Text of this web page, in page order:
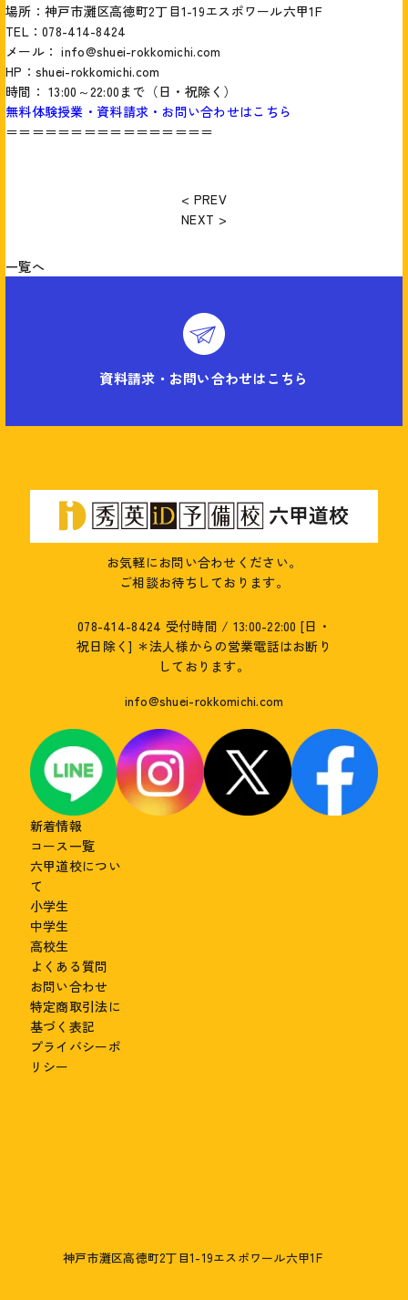
場所：神戸市灘区高徳町2丁目1-19エスポワール六甲1F
TEL：078-414-8424
メール： info@shuei-rokkomichi.com
HP： shuei-rokkomichi.com
時間： 13:00～22:00まで（日・祝除く）
無料体験授業・資料請求・お問い合わせはこちら
＝＝＝＝＝＝＝＝＝＝＝＝＝＝＝＝
< PREV
NEXT >
一覧へ
資料請求・お問い合わせはこちら
お気軽にお問い合わせください。
ご相談お待ちしております。
078-414-8424 受付時間 / 13:00-22:00 [日・
祝日除く] ＊法人様からの営業電話はお断り
しております。
info@shuei-rokkomichi.com
新着情報
コース一覧
六甲道校につい
て
小学生
中学生
高校生
よくある質問
お問い合わせ
特定商取引法に
基づく表記
プライバシーポ
リシー
神戸市灘区高徳町2丁目1-19エスポワール六甲1F